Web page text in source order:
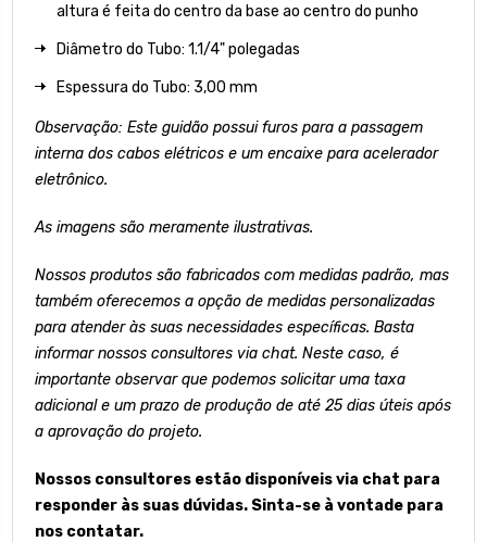
altura é feita do centro da base ao centro do punho
Diâmetro do Tubo: 1.1/4" polegadas
Espessura do Tubo: 3,00 mm
Observação: Este guidão possui furos para a passagem
interna dos cabos elétricos e um encaixe para acelerador
eletrônico.
As imagens são meramente ilustrativas.
Nossos produtos são fabricados com medidas padrão, mas
também oferecemos a opção de medidas personalizadas
para atender às suas necessidades específicas. Basta
informar nossos consultores via chat. Neste caso, é
importante observar que podemos solicitar uma taxa
adicional e um prazo de produção de até 25 dias úteis após
a aprovação do projeto.
Nossos consultores estão disponíveis via chat para
responder às suas dúvidas. Sinta-se à vontade para
nos contatar.